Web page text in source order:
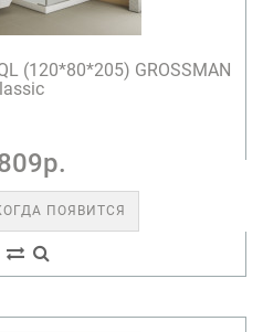
(120*80*205) GROSSMAN
ПОЯВИТСЯ